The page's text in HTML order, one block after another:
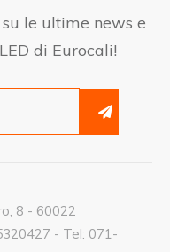
le ultime news e
di Eurocali!
8 - 60022
- Tel: 071-